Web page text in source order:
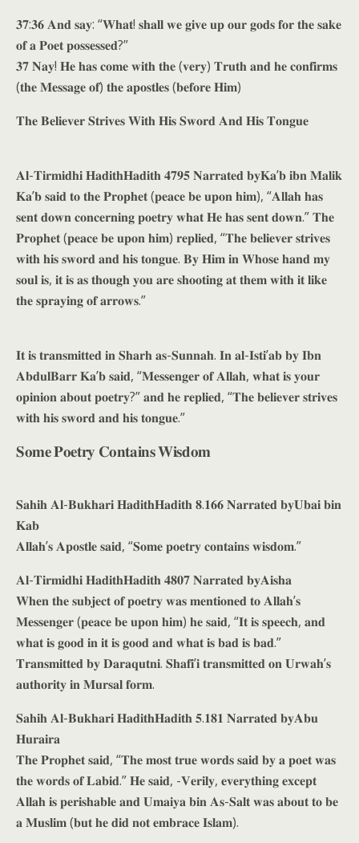
𝟑𝟕:𝟑𝟔 𝐀𝐧𝐝 𝐬𝐚𝐲: “𝐖𝐡𝐚𝐭! 𝐬𝐡𝐚𝐥𝐥 𝐰𝐞 𝐠𝐢𝐯𝐞 𝐮𝐩 𝐨𝐮𝐫 𝐠𝐨𝐝𝐬 𝐟𝐨𝐫 𝐭𝐡𝐞 𝐬𝐚𝐤𝐞
𝐨𝐟 𝐚 𝐏𝐨𝐞𝐭 𝐩𝐨𝐬𝐬𝐞𝐬𝐬𝐞𝐝?”
𝟑𝟕 𝐍𝐚𝐲! 𝐇𝐞 𝐡𝐚𝐬 𝐜𝐨𝐦𝐞 𝐰𝐢𝐭𝐡 𝐭𝐡𝐞 (𝐯𝐞𝐫𝐲) 𝐓𝐫𝐮𝐭𝐡 𝐚𝐧𝐝 𝐡𝐞 𝐜𝐨𝐧𝐟𝐢𝐫𝐦𝐬
(𝐭𝐡𝐞 𝐌𝐞𝐬𝐬𝐚𝐠𝐞 𝐨𝐟) 𝐭𝐡𝐞 𝐚𝐩𝐨𝐬𝐭𝐥𝐞𝐬 (𝐛𝐞𝐟𝐨𝐫𝐞 𝐇𝐢𝐦)
𝐓𝐡𝐞 𝐁𝐞𝐥𝐢𝐞𝐯𝐞𝐫 𝐒𝐭𝐫𝐢𝐯𝐞𝐬 𝐖𝐢𝐭𝐡 𝐇𝐢𝐬 𝐒𝐰𝐨𝐫𝐝 𝐀𝐧𝐝 𝐇𝐢𝐬 𝐓𝐨𝐧𝐠𝐮𝐞
𝐀𝐥-𝐓𝐢𝐫𝐦𝐢𝐝𝐡𝐢 𝐇𝐚𝐝𝐢𝐭𝐡𝐇𝐚𝐝𝐢𝐭𝐡 𝟒𝟕𝟗𝟓 𝐍𝐚𝐫𝐫𝐚𝐭𝐞𝐝 𝐛𝐲𝐊𝐚’𝐛 𝐢𝐛𝐧 𝐌𝐚𝐥𝐢𝐤
𝐊𝐚’𝐛 𝐬𝐚𝐢𝐝 𝐭𝐨 𝐭𝐡𝐞 𝐏𝐫𝐨𝐩𝐡𝐞𝐭 (𝐩𝐞𝐚𝐜𝐞 𝐛𝐞 𝐮𝐩𝐨𝐧 𝐡𝐢𝐦), “𝐀𝐥𝐥𝐚𝐡 𝐡𝐚𝐬
𝐬𝐞𝐧𝐭 𝐝𝐨𝐰𝐧 𝐜𝐨𝐧𝐜𝐞𝐫𝐧𝐢𝐧𝐠 𝐩𝐨𝐞𝐭𝐫𝐲 𝐰𝐡𝐚𝐭 𝐇𝐞 𝐡𝐚𝐬 𝐬𝐞𝐧𝐭 𝐝𝐨𝐰𝐧.” 𝐓𝐡𝐞
𝐏𝐫𝐨𝐩𝐡𝐞𝐭 (𝐩𝐞𝐚𝐜𝐞 𝐛𝐞 𝐮𝐩𝐨𝐧 𝐡𝐢𝐦) 𝐫𝐞𝐩𝐥𝐢𝐞𝐝, “𝐓𝐡𝐞 𝐛𝐞𝐥𝐢𝐞𝐯𝐞𝐫 𝐬𝐭𝐫𝐢𝐯𝐞𝐬
𝐰𝐢𝐭𝐡 𝐡𝐢𝐬 𝐬𝐰𝐨𝐫𝐝 𝐚𝐧𝐝 𝐡𝐢𝐬 𝐭𝐨𝐧𝐠𝐮𝐞. 𝐁𝐲 𝐇𝐢𝐦 𝐢𝐧 𝐖𝐡𝐨𝐬𝐞 𝐡𝐚𝐧𝐝 𝐦𝐲
𝐬𝐨𝐮𝐥 𝐢𝐬, 𝐢𝐭 𝐢𝐬 𝐚𝐬 𝐭𝐡𝐨𝐮𝐠𝐡 𝐲𝐨𝐮 𝐚𝐫𝐞 𝐬𝐡𝐨𝐨𝐭𝐢𝐧𝐠 𝐚𝐭 𝐭𝐡𝐞𝐦 𝐰𝐢𝐭𝐡 𝐢𝐭 𝐥𝐢𝐤𝐞
𝐭𝐡𝐞 𝐬𝐩𝐫𝐚𝐲𝐢𝐧𝐠 𝐨𝐟 𝐚𝐫𝐫𝐨𝐰𝐬.”
𝐈𝐭 𝐢𝐬 𝐭𝐫𝐚𝐧𝐬𝐦𝐢𝐭𝐭𝐞𝐝 𝐢𝐧 𝐒𝐡𝐚𝐫𝐡 𝐚𝐬-𝐒𝐮𝐧𝐧𝐚𝐡. 𝐈𝐧 𝐚𝐥-𝐈𝐬𝐭𝐢’𝐚𝐛 𝐛𝐲 𝐈𝐛𝐧
𝐀𝐛𝐝𝐮𝐥𝐁𝐚𝐫𝐫 𝐊𝐚’𝐛 𝐬𝐚𝐢𝐝, “𝐌𝐞𝐬𝐬𝐞𝐧𝐠𝐞𝐫 𝐨𝐟 𝐀𝐥𝐥𝐚𝐡, 𝐰𝐡𝐚𝐭 𝐢𝐬 𝐲𝐨𝐮𝐫
𝐨𝐩𝐢𝐧𝐢𝐨𝐧 𝐚𝐛𝐨𝐮𝐭 𝐩𝐨𝐞𝐭𝐫𝐲?” 𝐚𝐧𝐝 𝐡𝐞 𝐫𝐞𝐩𝐥𝐢𝐞𝐝, “𝐓𝐡𝐞 𝐛𝐞𝐥𝐢𝐞𝐯𝐞𝐫 𝐬𝐭𝐫𝐢𝐯𝐞𝐬
𝐰𝐢𝐭𝐡 𝐡𝐢𝐬 𝐬𝐰𝐨𝐫𝐝 𝐚𝐧𝐝 𝐡𝐢𝐬 𝐭𝐨𝐧𝐠𝐮𝐞.”
𝐒𝐨𝐦𝐞 𝐏𝐨𝐞𝐭𝐫𝐲 𝐂𝐨𝐧𝐭𝐚𝐢𝐧𝐬 𝐖𝐢𝐬𝐝𝐨𝐦
𝐒𝐚𝐡𝐢𝐡 𝐀𝐥-𝐁𝐮𝐤𝐡𝐚𝐫𝐢 𝐇𝐚𝐝𝐢𝐭𝐡𝐇𝐚𝐝𝐢𝐭𝐡 𝟖.𝟏𝟔𝟔 𝐍𝐚𝐫𝐫𝐚𝐭𝐞𝐝 𝐛𝐲𝐔𝐛𝐚𝐢 𝐛𝐢𝐧
𝐊𝐚𝐛
𝐀𝐥𝐥𝐚𝐡’𝐬 𝐀𝐩𝐨𝐬𝐭𝐥𝐞 𝐬𝐚𝐢𝐝, “𝐒𝐨𝐦𝐞 𝐩𝐨𝐞𝐭𝐫𝐲 𝐜𝐨𝐧𝐭𝐚𝐢𝐧𝐬 𝐰𝐢𝐬𝐝𝐨𝐦.”
𝐀𝐥-𝐓𝐢𝐫𝐦𝐢𝐝𝐡𝐢 𝐇𝐚𝐝𝐢𝐭𝐡𝐇𝐚𝐝𝐢𝐭𝐡 𝟒𝟖𝟎𝟕 𝐍𝐚𝐫𝐫𝐚𝐭𝐞𝐝 𝐛𝐲𝐀𝐢𝐬𝐡𝐚
𝐖𝐡𝐞𝐧 𝐭𝐡𝐞 𝐬𝐮𝐛𝐣𝐞𝐜𝐭 𝐨𝐟 𝐩𝐨𝐞𝐭𝐫𝐲 𝐰𝐚𝐬 𝐦𝐞𝐧𝐭𝐢𝐨𝐧𝐞𝐝 𝐭𝐨 𝐀𝐥𝐥𝐚𝐡’𝐬
𝐌𝐞𝐬𝐬𝐞𝐧𝐠𝐞𝐫 (𝐩𝐞𝐚𝐜𝐞 𝐛𝐞 𝐮𝐩𝐨𝐧 𝐡𝐢𝐦) 𝐡𝐞 𝐬𝐚𝐢𝐝, “𝐈𝐭 𝐢𝐬 𝐬𝐩𝐞𝐞𝐜𝐡, 𝐚𝐧𝐝
𝐰𝐡𝐚𝐭 𝐢𝐬 𝐠𝐨𝐨𝐝 𝐢𝐧 𝐢𝐭 𝐢𝐬 𝐠𝐨𝐨𝐝 𝐚𝐧𝐝 𝐰𝐡𝐚𝐭 𝐢𝐬 𝐛𝐚𝐝 𝐢𝐬 𝐛𝐚𝐝.”
𝐓𝐫𝐚𝐧𝐬𝐦𝐢𝐭𝐭𝐞𝐝 𝐛𝐲 𝐃𝐚𝐫𝐚𝐪𝐮𝐭𝐧𝐢. 𝐒𝐡𝐚𝐟𝐢’𝐢 𝐭𝐫𝐚𝐧𝐬𝐦𝐢𝐭𝐭𝐞𝐝 𝐨𝐧 𝐔𝐫𝐰𝐚𝐡’𝐬
𝐚𝐮𝐭𝐡𝐨𝐫𝐢𝐭𝐲 𝐢𝐧 𝐌𝐮𝐫𝐬𝐚𝐥 𝐟𝐨𝐫𝐦.
𝐒𝐚𝐡𝐢𝐡 𝐀𝐥-𝐁𝐮𝐤𝐡𝐚𝐫𝐢 𝐇𝐚𝐝𝐢𝐭𝐡𝐇𝐚𝐝𝐢𝐭𝐡 𝟓.𝟏𝟖𝟏 𝐍𝐚𝐫𝐫𝐚𝐭𝐞𝐝 𝐛𝐲𝐀𝐛𝐮
𝐇𝐮𝐫𝐚𝐢𝐫𝐚
𝐓𝐡𝐞 𝐏𝐫𝐨𝐩𝐡𝐞𝐭 𝐬𝐚𝐢𝐝, “𝐓𝐡𝐞 𝐦𝐨𝐬𝐭 𝐭𝐫𝐮𝐞 𝐰𝐨𝐫𝐝𝐬 𝐬𝐚𝐢𝐝 𝐛𝐲 𝐚 𝐩𝐨𝐞𝐭 𝐰𝐚𝐬
𝐭𝐡𝐞 𝐰𝐨𝐫𝐝𝐬 𝐨𝐟 𝐋𝐚𝐛𝐢𝐝.” 𝐇𝐞 𝐬𝐚𝐢𝐝, -𝐕𝐞𝐫𝐢𝐥𝐲, 𝐞𝐯𝐞𝐫𝐲𝐭𝐡𝐢𝐧𝐠 𝐞𝐱𝐜𝐞𝐩𝐭
𝐀𝐥𝐥𝐚𝐡 𝐢𝐬 𝐩𝐞𝐫𝐢𝐬𝐡𝐚𝐛𝐥𝐞 𝐚𝐧𝐝 𝐔𝐦𝐚𝐢𝐲𝐚 𝐛𝐢𝐧 𝐀𝐬-𝐒𝐚𝐥𝐭 𝐰𝐚𝐬 𝐚𝐛𝐨𝐮𝐭 𝐭𝐨 𝐛𝐞
𝐚 𝐌𝐮𝐬𝐥𝐢𝐦 (𝐛𝐮𝐭 𝐡𝐞 𝐝𝐢𝐝 𝐧𝐨𝐭 𝐞𝐦𝐛𝐫𝐚𝐜𝐞 𝐈𝐬𝐥𝐚𝐦).